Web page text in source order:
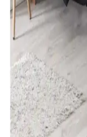
Özdilek Tek Kişilik
Şıklık Sunan
Özdilek'in çeşitli
kişilik nevresim
seçenekleriyle odanızı
Modern Yatak
Kişilik Nevresim
Modern yatak odalarında
ve fonksiyonelliği bir
ile uzun ömür sağlar,